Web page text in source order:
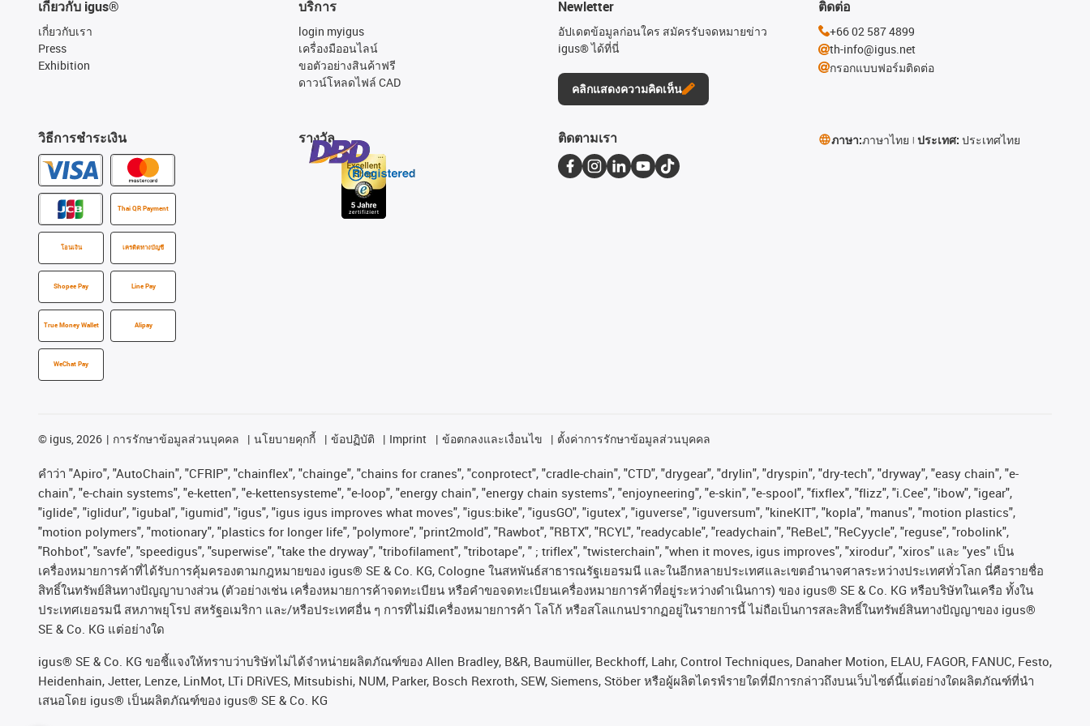
เกี่ยวกับ igus®
เกี่ยวกับเรา
Press
Exhibition
วิธีการชำระเงิน
Thai QR Payment
โอนเงิน เครดิตทางบัญชี
Shopee Pay Line Pay
True Money Wallet Alipay
WeChat Pay
บริการ
login myigus
เครื่องมืออนไลน์
ขอตัวอย่างสินค้าฟรี
ดาวน์โหลดไฟล์ CAD
รางวัล
Newletter
อัปเดตข้อมูลก่อนใคร สมัครรับจดหมายข่าว
igus® ได้ที่นี่
คลิกแสดงความคิดเห็น
ติดต่อ
+66 02 587 4899
th-info@igus.net
กรอกแบบฟอร์มติดต่อ
ติดตามเรา ภาษา:ภาษาไทย ประเทศ: ประเทศไทย
© igus, 2026 การรักษาข้อมูลส่วนบุคคล นโยบายคุกกี้ ข้อปฏิบัติ Imprint ข้อตกลงและเงื่อนไข ตั้งค่าการรักษาข้อมูลส่วนบุคคล
คําว่า "Apiro", "AutoChain", "CFRIP", "chainflex", "chainge", "chains for cranes", "conprotect", "cradle-chain", "CTD", "drygear", "drylin", "dryspin", "dry-tech", "dryway", "easy chain", "e-
chain", "e-chain systems", "e-ketten", "e-kettensysteme", "e-loop", "energy chain", "energy chain systems", "enjoyneering", "e-skin", "e-spool", "fixflex", "flizz", "i.Cee", "ibow", "igear",
"iglide", "iglidur", "igubal", "igumid", "igus", "igus igus improves what moves", "igus:bike", "igusGO", "igutex", "iguverse", "iguversum", "kineKIT", "kopla", "manus", "motion plastics",
"motion polymers", "motionary", "plastics for longer life", "polymore", "print2mold", "Rawbot", "RBTX", "RCYL", "readycable", "readychain", "ReBeL", "ReCyycle", "reguse", "robolink",
"Rohbot", "savfe", "speedigus", "superwise", "take the dryway", "tribofilament", "tribotape", " ; triflex", "twisterchain", "when it moves, igus improves", "xirodur", "xiros" และ "yes" เป็น
เครื่องหมายการค้าที่ได้รับการคุ้มครองตามกฎหมายของ igus® SE & Co. KG, Cologne ในสหพันธ์สาธารณรัฐเยอรมนี และในอีกหลายประเทศและเขตอํานาจศาลระหว่างประเทศทั่วโลก นี่คือรายชื่อ
สิทธิ์ในทรัพย์สินทางปัญญาบางส่วน (ตัวอย่างเช่น เครื่องหมายการค้าจดทะเบียน หรือคำขอจดทะเบียนเครื่องหมายการค้าที่อยู่ระหว่างดำเนินการ) ของ igus® SE & Co. KG หรือบริษัทในเครือ ทั้งใน
ประเทศเยอรมนี สหภาพยุโรป สหรัฐอเมริกา และ/หรือประเทศอื่น ๆ การที่ไม่มีเครื่องหมายการค้า โลโก้ หรือสโลแกนปรากฏอยู่ในรายการนี้ ไม่ถือเป็นการสละสิทธิ์ในทรัพย์สินทางปัญญาของ igus®
SE & Co. KG แต่อย่างใด
igus® SE & Co. KG ขอชี้แจงให้ทราบว่าบริษัทไม่ได้จําหน่ายผลิตภัณฑ์ของ Allen Bradley, B&R, Baumüller, Beckhoff, Lahr, Control Techniques, Danaher Motion, ELAU, FAGOR, FANUC, Festo,
Heidenhain, Jetter, Lenze, LinMot, LTi DRiVES, Mitsubishi, NUM, Parker, Bosch Rexroth, SEW, Siemens, Stöber หรือผู้ผลิตไดรฟ์รายใดที่มีการกล่าวถึงบนเว็บไซต์นี้แต่อย่างใดผลิตภัณฑ์ที่นํา
เสนอโดย igus® เป็นผลิตภัณฑ์ของ igus® SE & Co. KG